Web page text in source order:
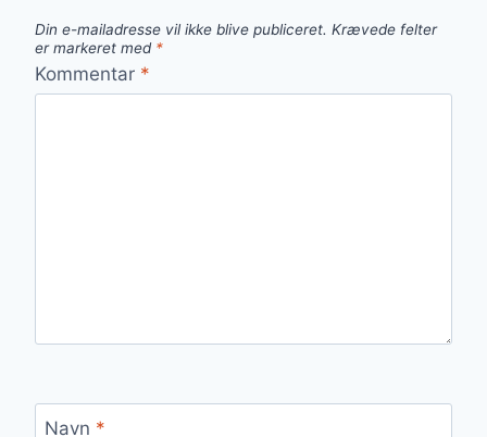
Din e-mailadresse vil ikke blive publiceret. Krævede felter
er markeret med *
Kommentar *
Navn *